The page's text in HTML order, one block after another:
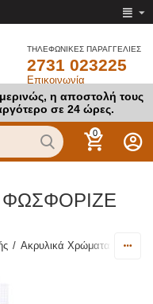
ΤΗΛΕΦΩΝΙΚΕΣ ΠΑΡΑΓΓΕΛΙΕΣ
2731 023225
Επικοινωνία
η αποστολή τους
σε 24 ώρες.
0
ΦΩΣΦΟΡΙΖΕ
/ Ακρυλικά Χρώματα